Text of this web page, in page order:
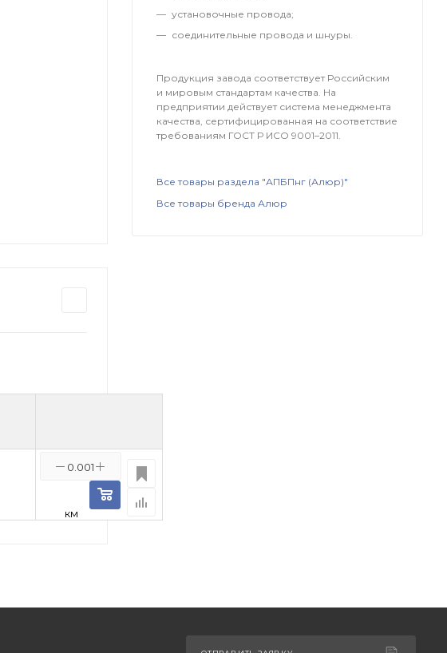
км
установочные провода;
соединительные провода и шнуры.
Продукция завода соответствует Российским
и мировым стандартам качества. На
предприятии действует система менеджмента
качества, сертифицированная на соответствие
требованиям ГОСТ Р ИСО 9001–2011.
Все товары раздела "АПБПнг (Алюр)"
Все товары бренда Алюр